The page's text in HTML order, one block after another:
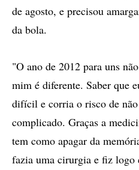
de agosto, e precisou
da bola.
"O ano de 2012 para uns
mim é diferente. Saber que
difícil e corria o risco de
complicado. Graças a
tem como apagar da
fazia uma cirurgia e fiz logo